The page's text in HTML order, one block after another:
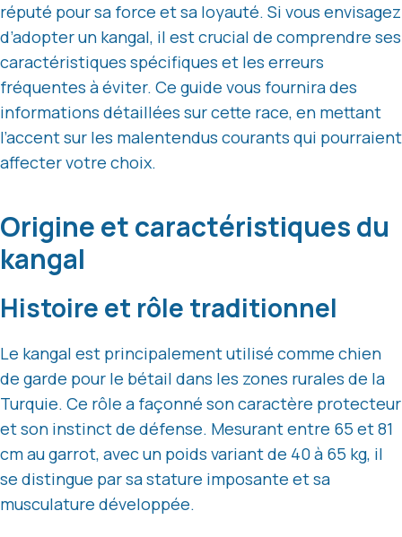
réputé pour sa force et sa loyauté. Si vous envisagez
d’adopter un kangal, il est crucial de comprendre ses
caractéristiques spécifiques et les erreurs
fréquentes à éviter. Ce guide vous fournira des
informations détaillées sur cette race, en mettant
l’accent sur les malentendus courants qui pourraient
affecter votre choix.
Origine et caractéristiques du
kangal
Histoire et rôle traditionnel
Le kangal est principalement utilisé comme chien
de garde pour le bétail dans les zones rurales de la
Turquie. Ce rôle a façonné son caractère protecteur
et son instinct de défense. Mesurant entre 65 et 81
cm au garrot, avec un poids variant de 40 à 65 kg, il
se distingue par sa stature imposante et sa
musculature développée.